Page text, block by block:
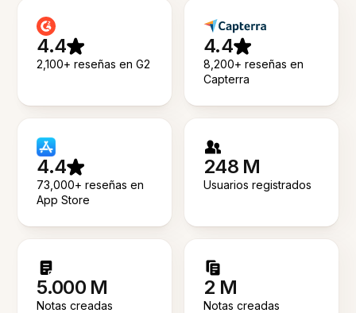
4.4
2,100+ reseñas en G2
4.4
8,200+ reseñas en
Capterra
4.4
73,000+ reseñas en
App Store
248 M
Usuarios registrados
5.000 M
Notas creadas
2 M
Notas creadas